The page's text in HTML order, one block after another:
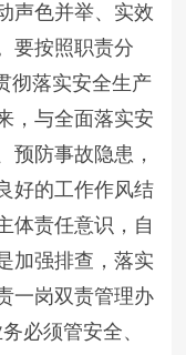
声色并举、实效
要按照职责分
彻落实安全生产
，与全面落实安
预防事故隐患，
好的工作作风结
体责任意识，自
加强排查，落实
一岗双责管理办
必须管安全、